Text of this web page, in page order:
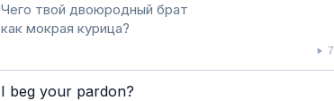
Чего твой двоюродный брат
как мокрая курица?
7
I beg your pardon?